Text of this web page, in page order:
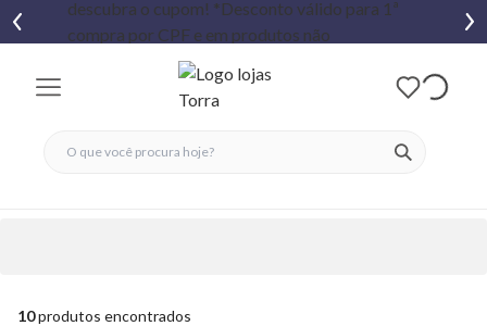
ver
fechar menu
fechar menu
favoritos
10produtos encontrados